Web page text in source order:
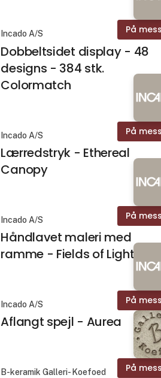
På
Incado A/S
Dobbeltsidet display - 48
designs - 384 stk.
Colormatch
På
Incado A/S
Lærredstryk - Ethereal
Canopy
På
Incado A/S
Håndlavet maleri med
ramme - Fields of Light
På
Incado A/S
Aflangt spejl - Aurea
På
B-keramik Galleri- Koefoed